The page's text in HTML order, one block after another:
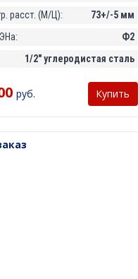
расст. (М/Ц):
73+/-5 мм
Ф2
1/2" углеродистая сталь
руб. Купить